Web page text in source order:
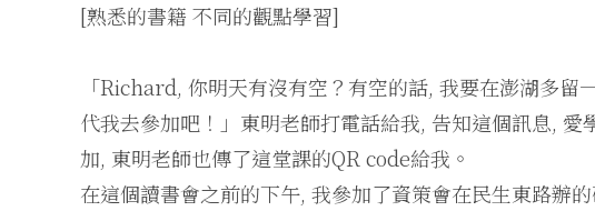
[熟悉的書籍 不同的觀點學習]
「Richard, 你明天有沒有空？有空的話, 我要在澎湖多
代我去參加吧！」東明老師打電話給我, 告知這個訊息,
加, 東明老師也傳了這堂課的QR code給我。
在這個讀書會之前的下午, 我參加了資策會在民生東路辦